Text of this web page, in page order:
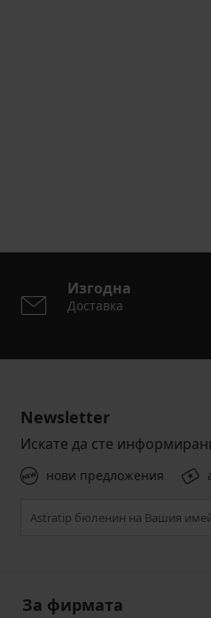
Изгодна
Доставка
Newsletter
Искате да сте
нови предложения
За фирмата